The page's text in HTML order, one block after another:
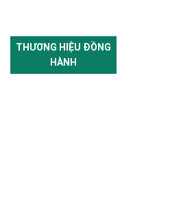
THƯƠNG HIỆU ĐỒNG
HÀNH